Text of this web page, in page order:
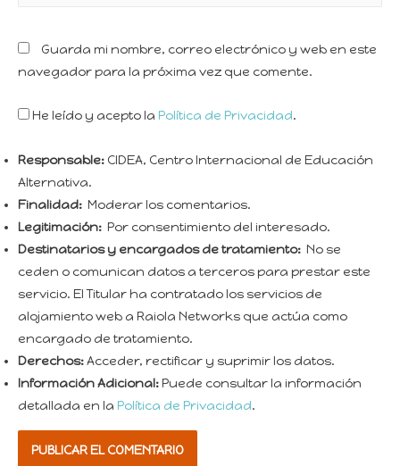
Guarda mi nombre, correo electrónico y web en este
navegador para la próxima vez que comente.
He leído y acepto la Política de Privacidad.
Responsable: CIDEA, Centro Internacional de Educación
Alternativa.
Finalidad: Moderar los comentarios.
Legitimación: Por consentimiento del interesado.
Destinatarios y encargados de tratamiento: No se
ceden o comunican datos a terceros para prestar este
servicio. El Titular ha contratado los servicios de
alojamiento web a Raiola Networks que actúa como
encargado de tratamiento.
Derechos:Acceder, rectificar y suprimir los datos.
Información Adicional: Puede consultar la información
detallada en la Política de Privacidad.